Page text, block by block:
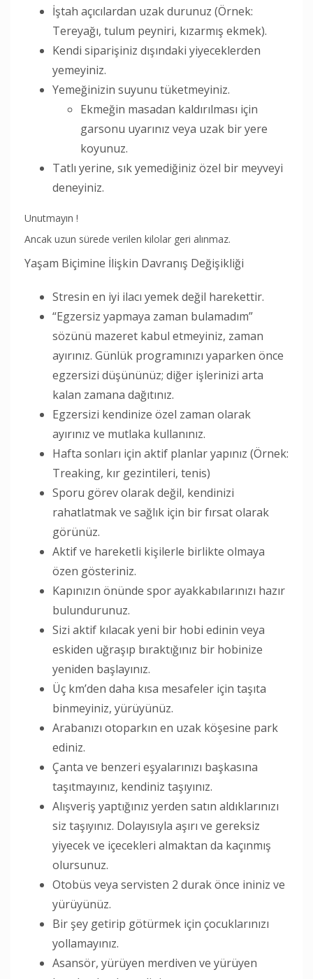
İştah açıcılardan uzak durunuz (Örnek:
Tereyağı, tulum peyniri, kızarmış ekmek).
Kendi siparişiniz dışındaki yiyeceklerden
yemeyiniz.
Yemeğinizin suyunu tüketmeyiniz.
Ekmeğin masadan kaldırılması için
garsonu uyarınız veya uzak bir yere
koyunuz.
Tatlı yerine, sık yemediğiniz özel bir meyveyi
deneyiniz.
Unutmayın !
Ancak uzun sürede verilen kilolar geri alınmaz.
Yaşam Biçimine İlişkin Davranış Değişikliği
Stresin en iyi ilacı yemek değil harekettir.
“Egzersiz yapmaya zaman bulamadım”
sözünü mazeret kabul etmeyiniz, zaman
ayırınız. Günlük programınızı yaparken önce
egzersizi düşününüz; diğer işlerinizi arta
kalan zamana dağıtınız.
Egzersizi kendinize özel zaman olarak
ayırınız ve mutlaka kullanınız.
Hafta sonları için aktif planlar yapınız (Örnek:
Treaking, kır gezintileri, tenis)
Sporu görev olarak değil, kendinizi
rahatlatmak ve sağlık için bir fırsat olarak
görünüz.
Aktif ve hareketli kişilerle birlikte olmaya
özen gösteriniz.
Kapınızın önünde spor ayakkabılarınızı hazır
bulundurunuz.
Sizi aktif kılacak yeni bir hobi edinin veya
eskiden uğraşıp bıraktığınız bir hobinize
yeniden başlayınız.
Üç km’den daha kısa mesafeler için taşıta
binmeyiniz, yürüyünüz.
Arabanızı otoparkın en uzak köşesine park
ediniz.
Çanta ve benzeri eşyalarınızı başkasına
taşıtmayınız, kendiniz taşıyınız.
Alışveriş yaptığınız yerden satın aldıklarınızı
siz taşıyınız. Dolayısıyla aşırı ve gereksiz
yiyecek ve içecekleri almaktan da kaçınmış
olursunuz.
Otobüs veya servisten 2 durak önce ininiz ve
yürüyünüz.
Bir şey getirip götürmek için çocuklarınızı
yollamayınız.
Asansör, yürüyen merdiven ve yürüyen